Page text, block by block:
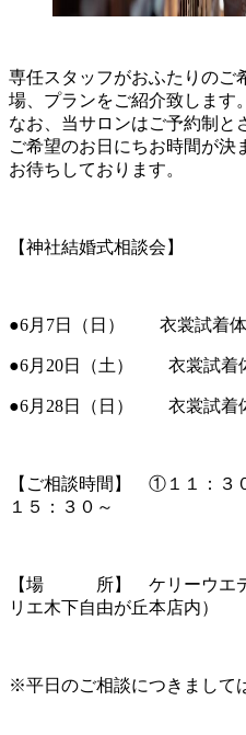
専任スタッフがおふたりのご
場、プランをご紹介致します。
なお、当サロンはご予約制と
ご希望のお日にちお時間が決
お待ちしております。
【神社結婚式相談会】
●6月7日（日） 衣裳試着
●6月20日（土） 衣裳試着
●6月28日（日） 衣裳試着
【ご相談時間】 ①１１
１５：３０～
【場 所】 ケリーウエデ
リエ木下自由が丘本店内）
※平日のご相談につきまして